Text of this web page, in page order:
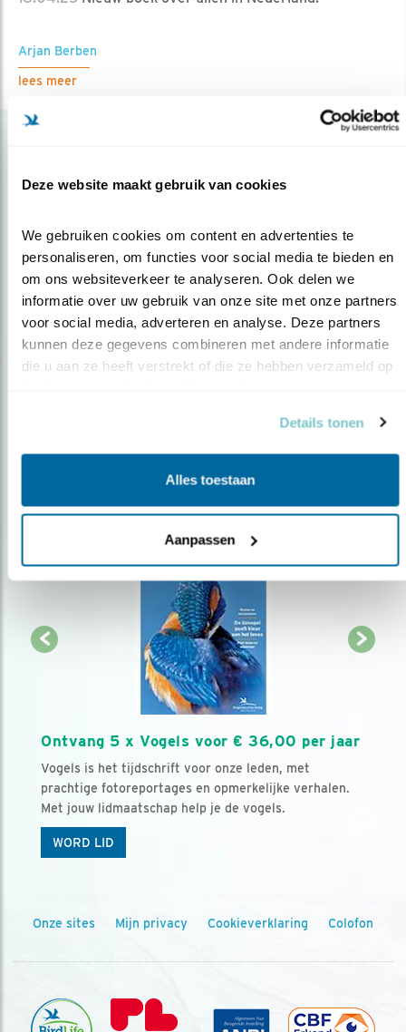
Deze website maakt gebruik van cookies
We gebruiken cookies om content en advertenties te
personaliseren, om functies voor social media te bieden en
om ons websiteverkeer te analyseren. Ook delen we
informatie over uw gebruik van onze site met onze partners
voor social media, adverteren en analyse. Deze partners
kunnen deze gegevens combineren met andere informatie
die u aan ze heeft verstrekt of die ze hebben verzameld op
Details tonen
Alles toestaan
Aanpassen
Arjan Berben
lees meer
Op de hoogte blijven?
Meld je aan en ontvang nieuws, inspiratie, acties en tips
AANMELDEN VOGELNIEUWS
Ontvang 5 x Vogels voor € 36,00 per jaar
Vogels is het tijdschrift voor onze leden, met
prachtige fotoreportages en opmerkelijke verhalen.
Met jouw lidmaatschap help je de vogels.
WORD LID
Onze sites Mijn privacy Cookieverklaring Colofon